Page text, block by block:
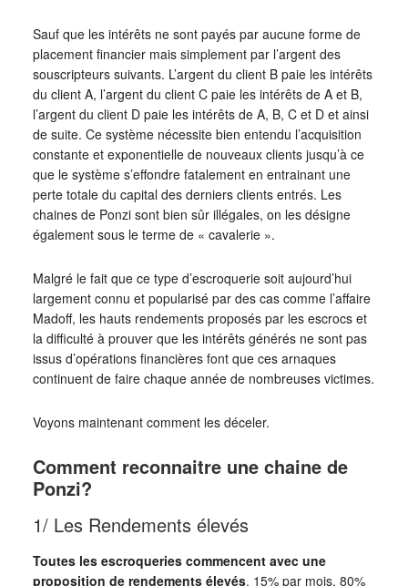
Sauf que les intérêts ne sont payés par aucune forme de
placement financier mais simplement par l’argent des
souscripteurs suivants. L’argent du client B paie les intérêts
du client A, l’argent du client C paie les intérêts de A et B,
l’argent du client D paie les intérêts de A, B, C et D et ainsi
de suite. Ce système nécessite bien entendu l’acquisition
constante et exponentielle de nouveaux clients jusqu’à ce
que le système s’effondre fatalement en entrainant une
perte totale du capital des derniers clients entrés. Les
chaines de Ponzi sont bien sûr illégales, on les désigne
également sous le terme de « cavalerie ».
Malgré le fait que ce type d’escroquerie soit aujourd’hui
largement connu et popularisé par des cas comme l’affaire
Madoff, les hauts rendements proposés par les escrocs et
la difficulté à prouver que les intérêts générés ne sont pas
issus d’opérations financières font que ces arnaques
continuent de faire chaque année de nombreuses victimes.
Voyons maintenant comment les déceler.
Comment reconnaitre une chaine de
Ponzi?
1/ Les Rendements élevés
Toutes les escroqueries commencent avec une
proposition de rendements élevés. 15% par mois, 80%